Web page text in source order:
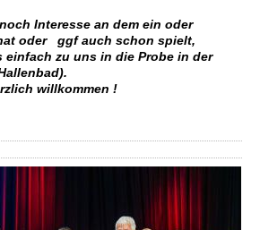
Interesse an dem ein oder
oder ggf auch schon spielt,
einfach zu uns in die Probe in der
willkommen !